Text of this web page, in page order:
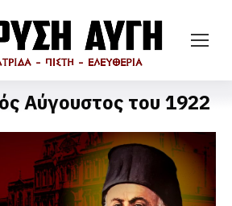
Αύγουστος του 1922